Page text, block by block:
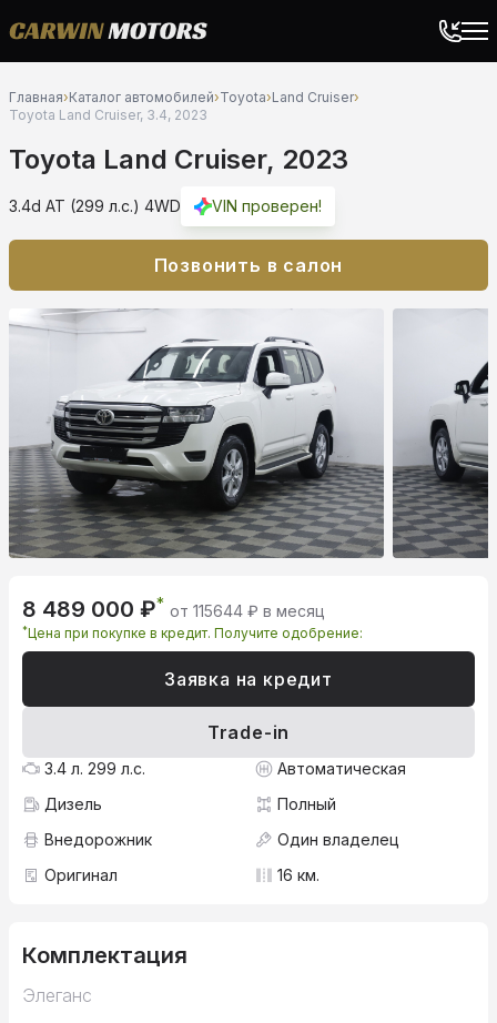
Главная›Каталог автомобилей›Toyota›Land Cruiser›
Toyota Land Cruiser, 3.4, 2023
Toyota Land Cruiser, 2023
3.4d AT (299 л.с.) 4WD VIN проверен!
Позвонить в салон
8 489 000 ₽* от 115644 ₽ в месяц
*Цена при покупке в кредит. Получите одобрение:
Заявка на кредит
Trade-in
3.4 л. 299 л.с.
Автоматическая
Дизель
Полный
Внедорожник
Один владелец
Оригинал
16 км.
Комплектация
Элеганс